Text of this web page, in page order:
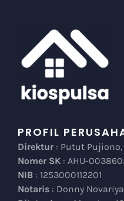
PROFIL
Direktur : Putut Pujiono,
Nomer SK : AHU-
NIB: 1253000112201
Notaris: Donny